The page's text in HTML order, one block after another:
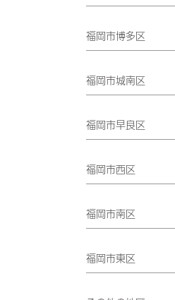
福岡市博多区
福岡市城南区
福岡市早良区
福岡市西区
福岡市南区
福岡市東区